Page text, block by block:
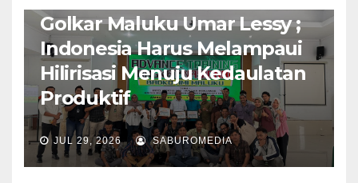
Golkar Maluku Umar Lessy ;
Indonesia Harus Melampaui
Hilirisasi Menuju Kedaulatan
Produktif
JUL 29, 2026 SABUROMEDIA